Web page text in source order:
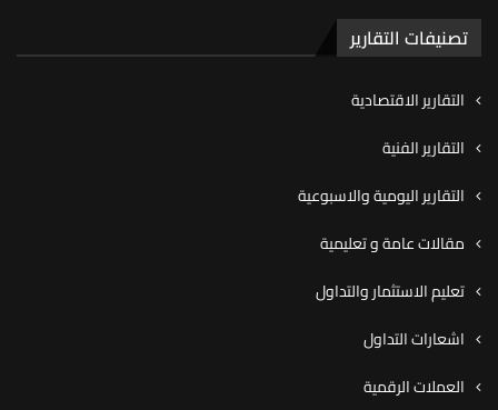
تصنيفات التقارير
التقارير الاقتصادية
التقارير الفنية
التقارير اليومية والاسبوعية
مقالات عامة و تعليمية
تعليم الاستثمار والتداول
اشعارات التداول
العملات الرقمية